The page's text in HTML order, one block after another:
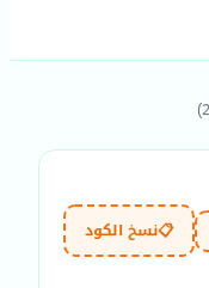
📋نسخ الكود